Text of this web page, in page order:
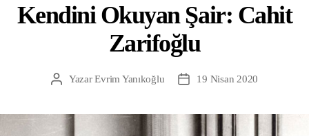
Kendini Okuyan Şair: Cahit
Zarifoğlu
Yazının
YazarEvrim Yanıkoğlu
Yazı19 Nisan 2020